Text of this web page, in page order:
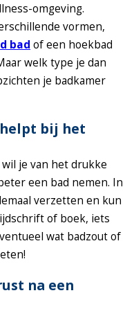
omgeving.
vormen,
bad of een hoekbad
welk type je dan
je badkamer
helpt bij het
je van het drukke
een bad nemen. In
verzetten en kun
of boek, iets
wat badzout of
na een